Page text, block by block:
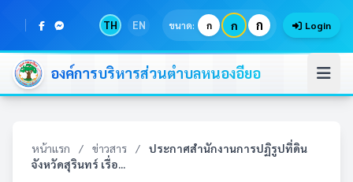
TH EN ขนาด: ก ก ก Login
องค์การบริหารส่วนตำบลหนองอียอ
หน้าแรก / ข่าวสาร /
ประกาศสำนักงานการปฏิรูปที่ดิน
จังหวัดสุรินทร์ เรื่อ...